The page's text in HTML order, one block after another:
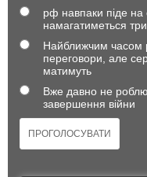
рф навпаки піде на
намагатиметься
Найближчим часом
переговори, але
матимуть
Вже давно не
завершення війни